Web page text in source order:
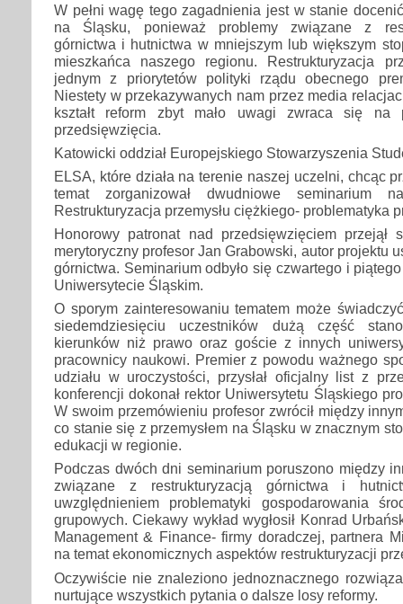
W pełni wagę tego zagadnienia jest w stanie
na Śląsku, ponieważ problemy związane z
górnictwa i hutnictwa w mniejszym lub większym
mieszkańca naszego regionu. Restrukturyzacja
jednym z priorytetów polityki rządu obecnego
Niestety w przekazywanych nam przez media
kształt reform zbyt mało uwagi zwraca się na
przedsięwzięcia.
Katowicki oddział Europejskiego Stowarzyszenia
ELSA, które działa na terenie naszej uczelni, chcąc
temat zorganizował dwudniowe seminarium
Restrukturyzacja przemysłu ciężkiego- problematyka
Honorowy patronat nad przedsięwzięciem przejął
merytoryczny profesor Jan Grabowski, autor projektu
górnictwa. Seminarium odbyło się czwartego i
Uniwersytecie Śląskim.
O sporym zainteresowaniu tematem może
siedemdziesięciu uczestników dużą część
kierunków niż prawo oraz goście z innych
pracownicy naukowi. Premier z powodu ważnego
udziału w uroczystości, przysłał oficjalny list z
konferencji dokonał rektor Uniwersytetu Śląskiego
W swoim przemówieniu profesor zwrócił między
co stanie się z przemysłem na Śląsku w znacznym
edukacji w regionie.
Podczas dwóch dni seminarium poruszono między
związane z restrukturyzacją górnictwa i
uwzględnieniem problematyki gospodarowania
grupowych. Ciekawy wykład wygłosił Konrad
Management & Finance- firmy doradczej, partnera
na temat ekonomicznych aspektów restrukturyzacji
Oczywiście nie znaleziono jednoznacznego
nurtujące wszystkich pytania o dalsze losy reformy.